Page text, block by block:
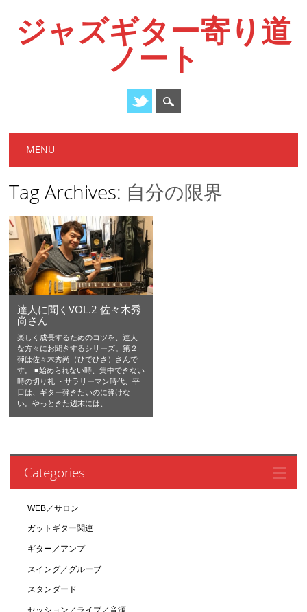
ジャズギター寄り道
ノート
Main menu
MENU
Tag Archives: 自分の限界
達人に聞くVOL.2 佐々木秀
尚さん
楽しく成長するためのコツを、達人
な方々にお聞きするシリーズ。第２
弾は佐々木秀尚（ひでひさ）さんで
す。 ■始められない時、集中できない
時の切り札 ・サラリーマン時代、平
日は、ギター弾きたいのに弾けな
い。やっときた週末には、
Categories
WEB／サロン
ガットギター関連
ギター／アンプ
スイング／グルーブ
スタンダード
セッション／ライブ／音源